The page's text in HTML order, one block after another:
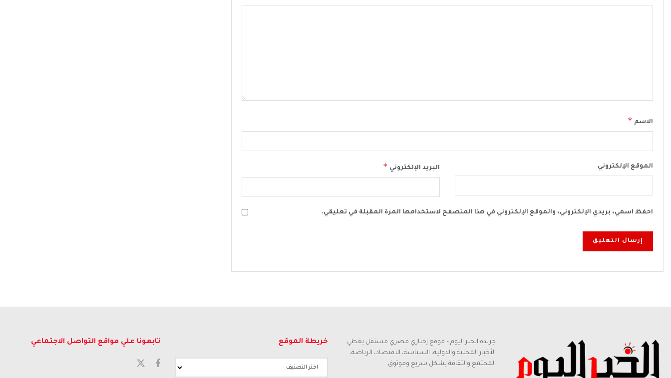
الاسم *
البريد الإلكتروني * الموقع الإلكتروني
احفظ اسمي، بريدي الإلكتروني، والموقع الإلكتروني في هذا المتصفح لاستخدامها المرة المقبلة في تعليقي.
جريدة الخبر اليوم – موقع إخباري مصري مستقل يغطي
الأخبار المحلية والدولية، السياسة، الاقتصاد، الرياضة،
المجتمع والثقافة بشكل سريع وموثوق.
خريطة الموقع تابعونا علي مواقع التواصل الاجتماعي